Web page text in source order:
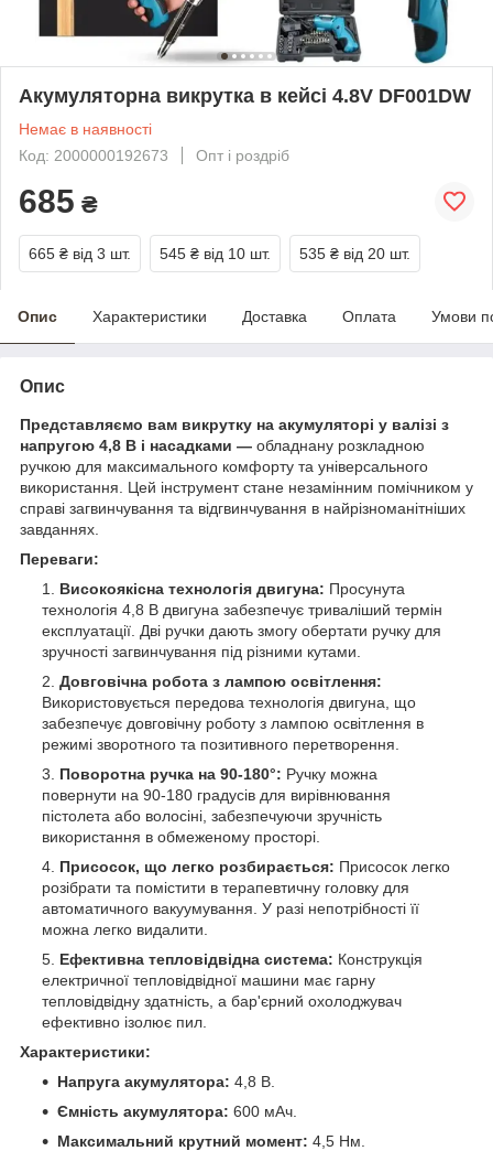
Акумуляторна викрутка в кейсі 4.8V DF001DW
Немає в наявності
Код: 2000000192673
Опт і роздріб
685 ₴
665 ₴ від 3 шт. 545 ₴ від 10 шт. 535 ₴ від 20 шт.
Опис Характеристики Доставка Оплата Умови
Опис
Представляємо вам викрутку на акумуляторі у валізі з
напругою 4,8 В і насадками — обладнану розкладною
ручкою для максимального комфорту та універсального
використання. Цей інструмент стане незамінним помічником у
справі загвинчування та відгвинчування в найрізноманітніших
завданнях.
Переваги:
Високоякісна технологія двигуна: Просунута
технологія 4,8 В двигуна забезпечує триваліший термін
експлуатації. Дві ручки дають змогу обертати ручку для
зручності загвинчування під різними кутами.
Довговічна робота з лампою освітлення:
Використовується передова технологія двигуна, що
забезпечує довговічну роботу з лампою освітлення в
режимі зворотного та позитивного перетворення.
Поворотна ручка на 90-180°: Ручку можна
повернути на 90-180 градусів для вирівнювання
пістолета або волосіні, забезпечуючи зручність
використання в обмеженому просторі.
Присосок, що легко розбирається: Присосок легко
розібрати та помістити в терапевтичну головку для
автоматичного вакуумування. У разі непотрібності її
можна легко видалити.
Ефективна тепловідвідна система: Конструкція
електричної тепловідвідної машини має гарну
тепловідвідну здатність, а бар'єрний охолоджувач
ефективно ізолює пил.
Характеристики:
Напруга акумулятора: 4,8 В.
Ємність акумулятора: 600 мАч.
Максимальний крутний момент: 4,5 Нм.